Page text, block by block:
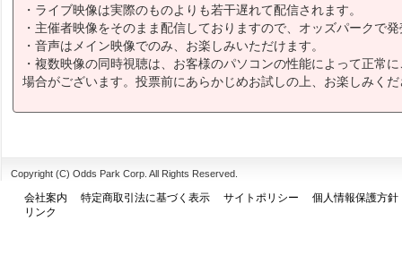
・ライブ映像は実際のものよりも若干遅れて配信されます。
・主催者映像をそのまま配信しておりますので、オッズパークで
・音声はメイン映像でのみ、お楽しみいただけます。
・複数映像の同時視聴は、お客様のパソコンの性能によって正常
場合がございます。投票前にあらかじめお試しの上、お楽しみく
Copyright (C) Odds Park Corp. All Rights Reserved.
会社案内 特定商取引法に基づく表示 サイトポリシー
個人情報保護方針
リンク